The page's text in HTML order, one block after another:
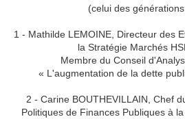
(celui des
1 - Mathilde LEMOINE, Directeur des
la Stratégie Marchés
Membre du Conseil
« L'augmentation de la dette
2 - Carine BOUTHEVILLAIN, Chef
Politiques de Finances Publiques à